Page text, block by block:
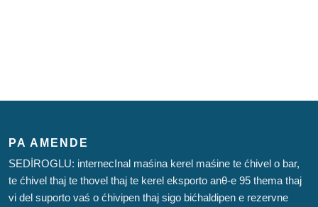
PA AMENDE
SEDİROGLU: internecInal maśina kerel maśine te ćhivel o bar,
te ćhivel thaj te thovel thaj te kerel eksporto anθ-e 95 thema thaj
vi del suporto vaś o ćhivipen thaj sigo bićhaldipen e rezervne